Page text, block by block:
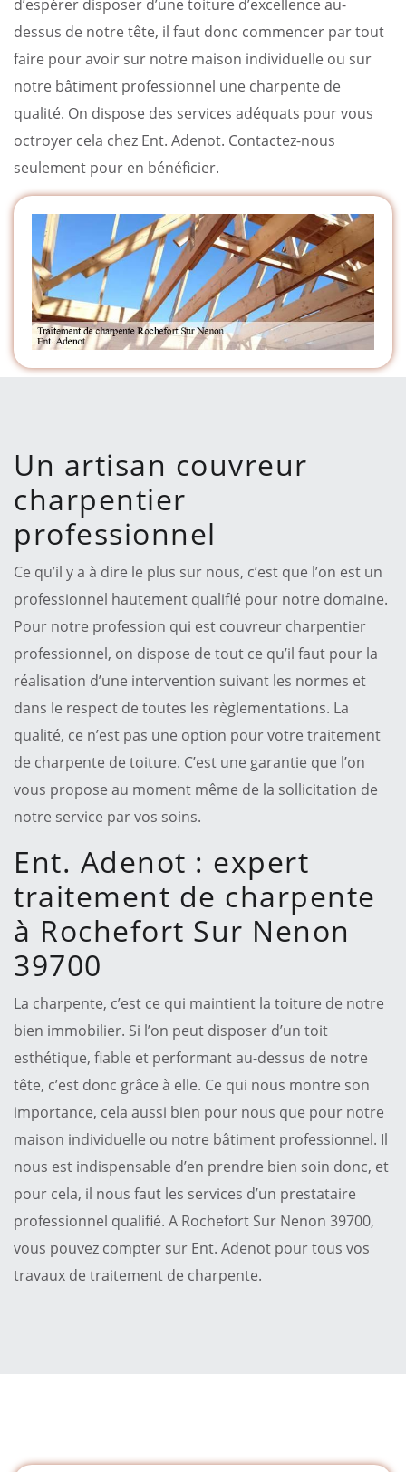
d’espérer disposer d’une toiture d’excellence au-
dessus de notre tête, il faut donc commencer par tout
faire pour avoir sur notre maison individuelle ou sur
notre bâtiment professionnel une charpente de
qualité. On dispose des services adéquats pour vous
octroyer cela chez Ent. Adenot. Contactez-nous
seulement pour en bénéficier.
Un artisan couvreur
charpentier
professionnel
Ce qu’il y a à dire le plus sur nous, c’est que l’on est un
professionnel hautement qualifié pour notre domaine.
Pour notre profession qui est couvreur charpentier
professionnel, on dispose de tout ce qu’il faut pour la
réalisation d’une intervention suivant les normes et
dans le respect de toutes les règlementations. La
qualité, ce n’est pas une option pour votre traitement
de charpente de toiture. C’est une garantie que l’on
vous propose au moment même de la sollicitation de
notre service par vos soins.
Ent. Adenot : expert
traitement de charpente
à Rochefort Sur Nenon
39700
La charpente, c’est ce qui maintient la toiture de notre
bien immobilier. Si l’on peut disposer d’un toit
esthétique, fiable et performant au-dessus de notre
tête, c’est donc grâce à elle. Ce qui nous montre son
importance, cela aussi bien pour nous que pour notre
maison individuelle ou notre bâtiment professionnel. Il
nous est indispensable d’en prendre bien soin donc, et
pour cela, il nous faut les services d’un prestataire
professionnel qualifié. A Rochefort Sur Nenon 39700,
vous pouvez compter sur Ent. Adenot pour tous vos
travaux de traitement de charpente.